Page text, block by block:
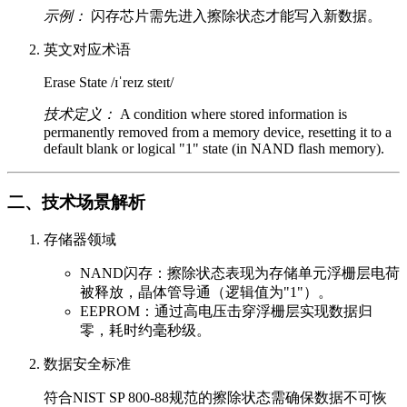
示例： 闪存芯片需先进入擦除状态才能写入新数据。
英文对应术语
Erase State /ɪˈreɪz steɪt/
技术定义： A condition where stored information is
permanently removed from a memory device, resetting it to a
default blank or logical "1" state (in NAND flash memory).
二、技术场景解析
存储器领域
NAND闪存：擦除状态表现为存储单元浮栅层电荷
被释放，晶体管导通（逻辑值为"1"）。
EEPROM：通过高电压击穿浮栅层实现数据归
零，耗时约毫秒级。
数据安全标准
符合NIST SP 800-88规范的擦除状态需确保数据不可恢